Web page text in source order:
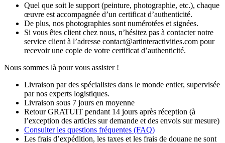
Quel que soit le support (peinture, photographie, etc.), chaque
œuvre est accompagnée d’un certificat d’authenticité.
De plus, nos photographies sont numérotées et signées.
Si vous êtes client chez nous, n’hésitez pas à contacter notre
service client à l’adresse contact@artinteractivities.com pour
recevoir une copie de votre certificat d’authenticité.
Nous sommes là pour vous assister !
Livraison par des spécialistes dans le monde entier, supervisée
par nos experts logistiques.
Livraison sous 7 jours en moyenne
Retour GRATUIT pendant 14 jours après réception (à
l’exception des articles sur demande et des envois sur mesure)
Consulter les questions fréquentes (FAQ)
Les frais d’expédition, les taxes et les frais de douane ne sont